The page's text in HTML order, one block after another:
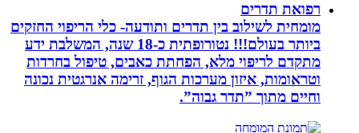
רפואת תדרים
מומחית לשילוב בין תדרים ותודעה- כלי הריפוי החזקים
ביותר בעולם!!! נטורופתית כ-18 שנה, המשלבת ידע
מתקדם לריפוי מלא, הפחתת כאבים, טיפול בחרדות
וטראומות, איזון מערכות הגוף, זרימה אנרגטית נכונה
וחיים מתוך ”תדר גבוה”.